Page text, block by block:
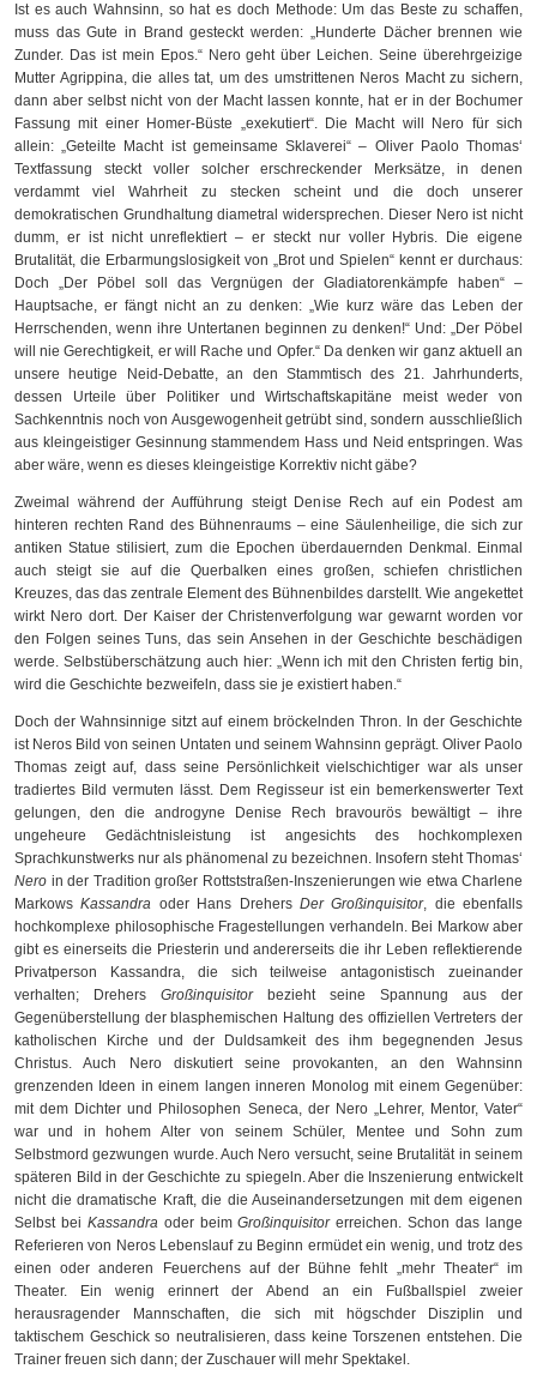
Ist es auch Wahnsinn, so hat es doch Methode: Um das Beste zu schaffen,
muss das Gute in Brand gesteckt werden: „Hunderte Dächer brennen wie
Zunder. Das ist mein Epos.“ Nero geht über Leichen. Seine überehrgeizige
Mutter Agrippina, die alles tat, um des umstrittenen Neros Macht zu sichern,
dann aber selbst nicht von der Macht lassen konnte, hat er in der Bochumer
Fassung mit einer Homer-Büste „exekutiert“. Die Macht will Nero für sich
allein: „Geteilte Macht ist gemeinsame Sklaverei“ – Oliver Paolo Thomas‘
Textfassung steckt voller solcher erschreckender Merksätze, in denen
verdammt viel Wahrheit zu stecken scheint und die doch unserer
demokratischen Grundhaltung diametral widersprechen. Dieser Nero ist nicht
dumm, er ist nicht unreflektiert – er steckt nur voller Hybris. Die eigene
Brutalität, die Erbarmungslosigkeit von „Brot und Spielen“ kennt er durchaus:
Doch „Der Pöbel soll das Vergnügen der Gladiatorenkämpfe haben“ –
Hauptsache, er fängt nicht an zu denken: „Wie kurz wäre das Leben der
Herrschenden, wenn ihre Untertanen beginnen zu denken!“ Und: „Der Pöbel
will nie Gerechtigkeit, er will Rache und Opfer.“ Da denken wir ganz aktuell an
unsere heutige Neid-Debatte, an den Stammtisch des 21. Jahrhunderts,
dessen Urteile über Politiker und Wirtschaftskapitäne meist weder von
Sachkenntnis noch von Ausgewogenheit getrübt sind, sondern ausschließlich
aus kleingeistiger Gesinnung stammendem Hass und Neid entspringen. Was
aber wäre, wenn es dieses kleingeistige Korrektiv nicht gäbe?
Zweimal während der Aufführung steigt Denise Rech auf ein Podest am
hinteren rechten Rand des Bühnenraums – eine Säulenheilige, die sich zur
antiken Statue stilisiert, zum die Epochen überdauernden Denkmal. Einmal
auch steigt sie auf die Querbalken eines großen, schiefen christlichen
Kreuzes, das das zentrale Element des Bühnenbildes darstellt. Wie angekettet
wirkt Nero dort. Der Kaiser der Christenverfolgung war gewarnt worden vor
den Folgen seines Tuns, das sein Ansehen in der Geschichte beschädigen
werde. Selbstüberschätzung auch hier: „Wenn ich mit den Christen fertig bin,
wird die Geschichte bezweifeln, dass sie je existiert haben.“
Doch der Wahnsinnige sitzt auf einem bröckelnden Thron. In der Geschichte
ist Neros Bild von seinen Untaten und seinem Wahnsinn geprägt. Oliver Paolo
Thomas zeigt auf, dass seine Persönlichkeit vielschichtiger war als unser
tradiertes Bild vermuten lässt. Dem Regisseur ist ein bemerkenswerter Text
gelungen, den die androgyne Denise Rech bravourös bewältigt – ihre
ungeheure Gedächtnisleistung ist angesichts des hochkomplexen
Sprachkunstwerks nur als phänomenal zu bezeichnen. Insofern steht Thomas‘
Nero in der Tradition großer Rottststraßen-Inszenierungen wie etwa Charlene
MarkowsKassandra oder Hans Drehers Der Großinquisitor, die ebenfalls
hochkomplexe philosophische Fragestellungen verhandeln. Bei Markow aber
gibt es einerseits die Priesterin und andererseits die ihr Leben reflektierende
Privatperson Kassandra, die sich teilweise antagonistisch zueinander
verhalten; Drehers Großinquisitorbezieht seine Spannung aus der
Gegenüberstellung der blasphemischen Haltung des offiziellen Vertreters der
katholischen Kirche und der Duldsamkeit des ihm begegnenden Jesus
Christus. Auch Nero diskutiert seine provokanten, an den Wahnsinn
grenzenden Ideen in einem langen inneren Monolog mit einem Gegenüber:
mit dem Dichter und Philosophen Seneca, der Nero „Lehrer, Mentor, Vater“
war und in hohem Alter von seinem Schüler, Mentee und Sohn zum
Selbstmord gezwungen wurde. Auch Nero versucht, seine Brutalität in seinem
späteren Bild in der Geschichte zu spiegeln. Aber die Inszenierung entwickelt
nicht die dramatische Kraft, die die Auseinandersetzungen mit dem eigenen
Selbst bei Kassandraoder beimGroßinquisitorerreichen. Schon das lange
Referieren von Neros Lebenslauf zu Beginn ermüdet ein wenig, und trotz des
einen oder anderen Feuerchens auf der Bühne fehlt „mehr Theater“ im
Theater. Ein wenig erinnert der Abend an ein Fußballspiel zweier
herausragender Mannschaften, die sich mit högschder Disziplin und
taktischem Geschick so neutralisieren, dass keine Torszenen entstehen. Die
Trainer freuen sich dann; der Zuschauer will mehr Spektakel.